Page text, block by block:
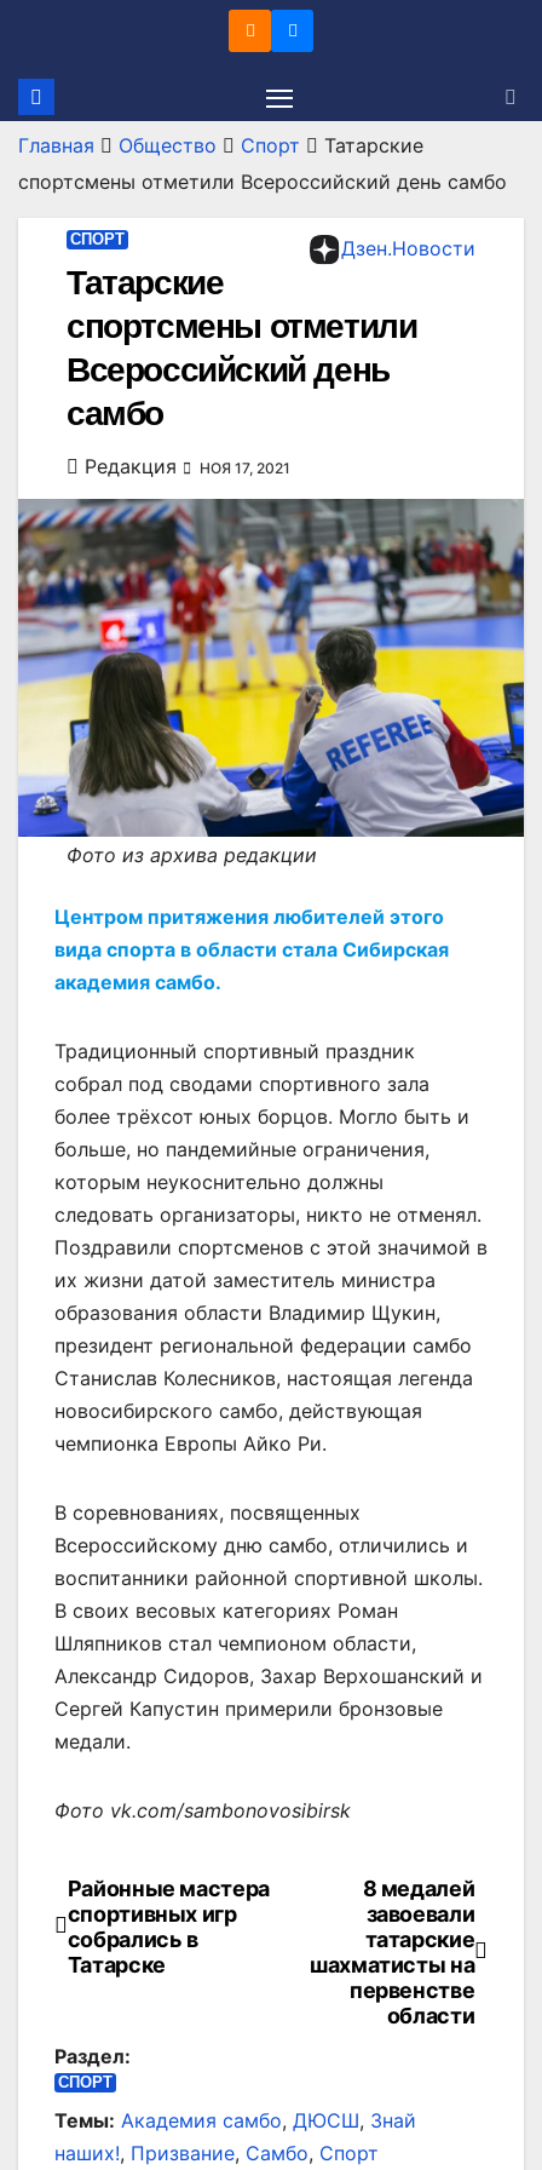
содержимому
Главная Общество Спорт
Татарские
спортсмены отметили Всероссийский день самбо
Дзен.Новости
СПОРТ
Татарские
спортсмены отметили
Всероссийский день
самбо
Редакция НОЯ 17, 2021
Фото из архива редакции
Центром притяжения любителей этого
вида спорта в области стала Сибирская
академия самбо.
Традиционный спортивный праздник
собрал под сводами спортивного зала
более трёхсот юных борцов. Могло быть и
больше, но пандемийные ограничения,
которым неукоснительно должны
следовать организаторы, никто не отменял.
Поздравили спортсменов с этой значимой в
их жизни датой заместитель министра
образования области Владимир Щукин,
президент региональной федерации самбо
Станислав Колесников, настоящая легенда
новосибирского самбо, действующая
чемпионка Европы Айко Ри.
В соревнованиях, посвященных
Всероссийскому дню самбо, отличились и
воспитанники районной спортивной школы.
В своих весовых категориях Роман
Шляпников стал чемпионом области,
Александр Сидоров, Захар Верхошанский и
Сергей Капустин примерили бронзовые
медали.
Фото vk.com/sambonovosibirsk
Навигация
по
8 медалей
завоевали
татарские
шахматисты на
первенстве
области
Районные мастера
спортивных игр
собрались в
Татарске
Раздел:
СПОРТ
Темы: Академия самбо, ДЮСШ, Знай
наших!, Призвание, Самбо, Спорт